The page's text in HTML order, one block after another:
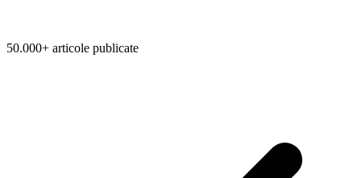
50.000+ articole publicate